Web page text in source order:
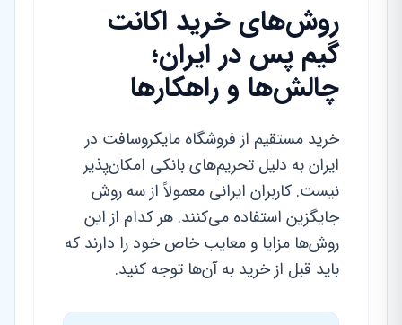
روش‌های خرید اکانت
گیم پس در ایران؛
چالش‌ها و راهکارها
خرید مستقیم از فروشگاه مایکروسافت در
ایران به دلیل تحریم‌های بانکی امکان‌پذیر
نیست. کاربران ایرانی معمولاً از سه روش
جایگزین استفاده می‌کنند. هر کدام از این
روش‌ها مزایا و معایب خاص خود را دارند که
باید قبل از خرید به آن‌ها توجه کنید.